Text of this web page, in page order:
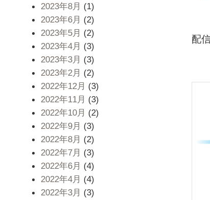
配
2023年8月 (1)
2023年6月 (2)
2023年5月 (2)
2023年4月 (3)
2023年3月 (3)
2023年2月 (2)
2022年12月 (3)
2022年11月 (3)
2022年10月 (2)
2022年9月 (3)
2022年8月 (2)
2022年7月 (3)
2022年6月 (4)
2022年4月 (4)
2022年3月 (3)